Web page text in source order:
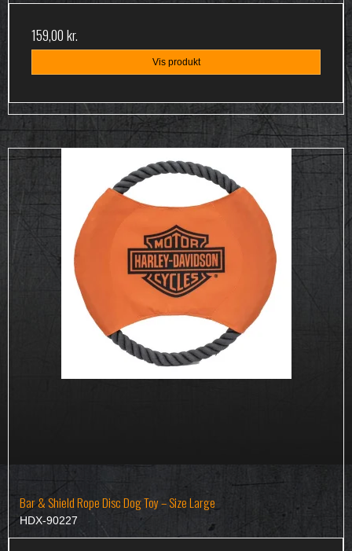
159,00 kr.
Vis produkt
Bar & Shield Rope Disc Dog Toy – Size Large
HDX-90227